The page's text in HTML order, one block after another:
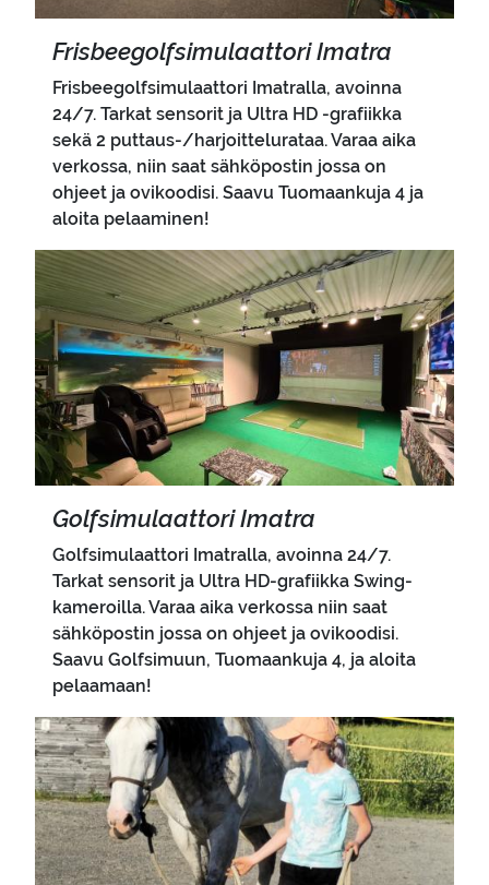
Fris­bee­golf­si­mu­laat­to­ri Imat­ra
Frisbeegolfsimulaattori Imatralla, avoinna
24/7. Tarkat sensorit ja Ultra HD -grafiikka
sekä 2 puttaus-/harjoittelurataa. Varaa aika
verkossa, niin saat sähköpostin jossa on
ohjeet ja ovikoodisi. Saavu Tuomaankuja 4 ja
aloita pelaaminen!
Pääkuva
Golf­si­mu­laat­to­ri Imat­ra
Golfsimulaattori Imatralla, avoinna 24/7.
Tarkat sensorit ja Ultra HD-grafiikka Swing-
kameroilla. Varaa aika verkossa niin saat
sähköpostin jossa on ohjeet ja ovikoodisi.
Saavu Golfsimuun, Tuomaankuja 4, ja aloita
pelaamaan!
Pääkuva